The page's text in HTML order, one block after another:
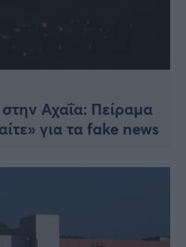
Αχαΐα: Πείραμα
για τα fake news